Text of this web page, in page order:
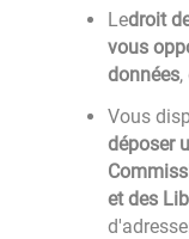
Ledroit
vous
données
Vous
déposer
et des